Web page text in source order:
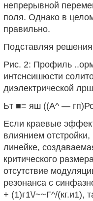
непрерывной
поля. Однако в
правильно.
Подставляя
Рис. 2: Профиль
интснсишюсти
диэлектрической
Ьт ■= яш ((А^ —
Если краевые
влиянием
линейке,
критического
отсутствие
резонанса с
+ (1)г1\/~~Г^/(кг.и1),